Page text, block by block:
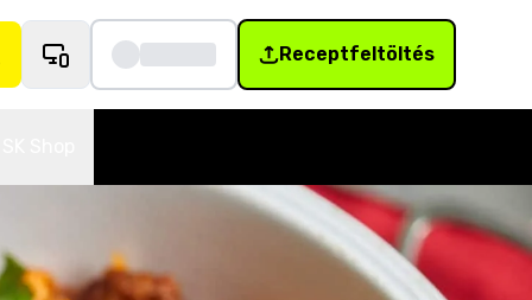
Receptfeltöltés